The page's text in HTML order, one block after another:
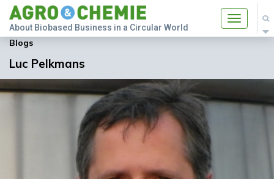
Toggle
About Biobased Business in a Circular World
Blogs
Luc Pelkmans